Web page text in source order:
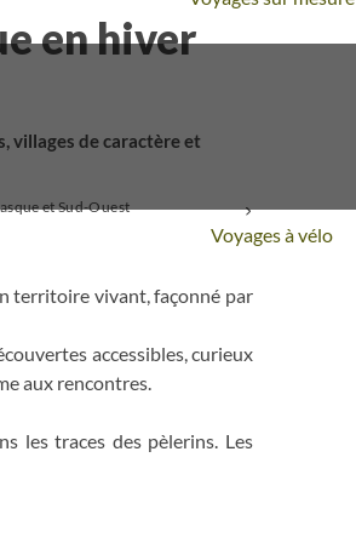
Voyages à vélo
en hiver
villages de caractère et
et Sud-Ouest +
territoire vivant, façonné par
accessibles, curieux
aux rencontres.
les traces des pèlerins. Les
révèle une facette différente
et horizons ouverts.